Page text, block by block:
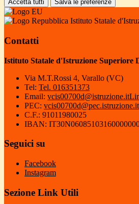
Accetta tutti Salva le preferenze
Istituto Statale
Contatti
Istituto Statale d'Istruzione Superiore
Via M.T.Rossi 4, Varallo (VC)
Tel: Tel. 016351373
Email: vcis00700d@istruzione.it
PEC: vcis00700d@pec.istruzione.it
C.F.: 91011980025
IBAN:
Seguici su
Facebook
Instagram
Sezione Link Utili